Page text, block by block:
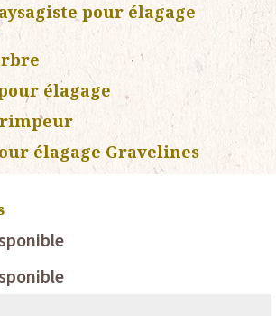
pour élagage
élagage
élagage Gravelines